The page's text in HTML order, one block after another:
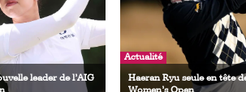
leader de l’AIG
Actualité
Haeran Ryu seule en tête